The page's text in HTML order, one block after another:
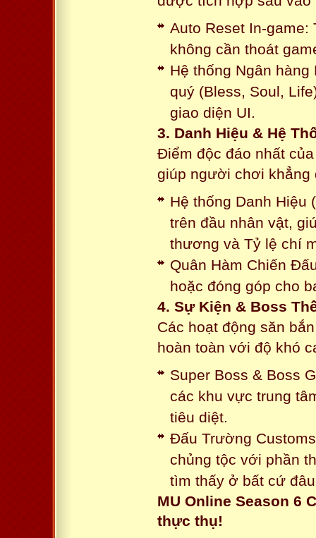
Auto Reset In-game:
không cần thoát
Hệ thống Ngân
quý (Bless, Soul,
giao diện UI.
3. Danh Hiệu & Hệ
Điểm độc đáo nhất
giúp người chơi khẳng
Hệ thống Danh Hiệu
trên đầu nhân vật,
thương và Tỷ lệ chí
Quân Hàm Chiến
hoặc đóng góp cho
4. Sự Kiện & Boss
Các hoạt động săn
hoàn toàn với độ khó
Super Boss & Boss
các khu vực trung
tiêu diệt.
Đấu Trường
chủng tộc với phần
tìm thấy ở bất cứ
MU Online Season 6
thực thụ!